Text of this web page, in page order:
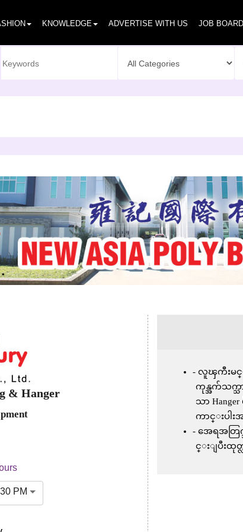
KNOWLEDGE ADVERTISE WITH US JOB
& Hanger
PM
လူၾကီးမင္း
ကုန္အက်သက္သ
သာ
ကာင္းပါး
အေရအတြက္
င္းျပီးထု